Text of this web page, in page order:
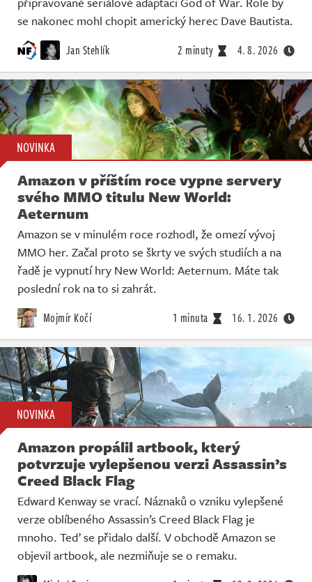
se nakonec mohl chopit americký herec Dave Bautista.
Jan Stehlík 2 minuty 4. 8. 2026
NOVINKA
Amazon v příštím roce vypne servery
svého MMO titulu New World:
Aeternum
Amazon se v minulém roce rozhodl, že omezí vývoj
MMO her. Začal proto se škrty ve svých studiích a na
řadě je vypnutí hry New World: Aeternum. Máte tak
poslední rok na to si zahrát.
Mojmír Kočí 1 minuta 16. 1. 2026
NOVINKA
Amazon propálil artbook, který
potvrzuje vylepšenou verzi Assassin’s
Creed Black Flag
Edward Kenway se vrací. Náznaků o vzniku vylepšené
verze oblíbeného Assassin’s Creed Black Flag je
mnoho. Teď se přidalo další. V obchodě Amazon se
objevil artbook, ale nezmiňuje se o remaku.